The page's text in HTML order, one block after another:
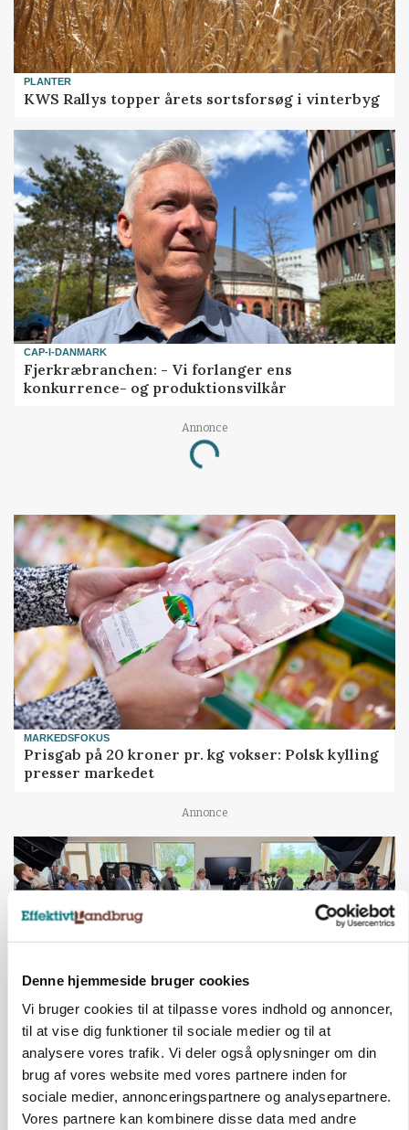
Denne hjemmeside bruger cookies
Vi bruger cookies til at tilpasse vores indhold og annoncer,
til at vise dig funktioner til sociale medier og til at
analysere vores trafik. Vi deler også oplysninger om din
brug af vores website med vores partnere inden for
sociale medier, annonceringspartnere og analysepartnere.
Vores partnere kan kombinere disse data med andre
PLANTER
KWS Rallys topper årets sortsforsøg i vinterbyg
CAP-I-DANMARK
Fjerkræbranchen: - Vi forlanger ens
konkurrence- og produktionsvilkår
Annonce
Loading...
MARKEDSFOKUS
Prisgab på 20 kroner pr. kg vokser: Polsk kylling
presser markedet
Annonce
BUSINESS
Ejer eller medejer? Nyt tv-format udfordrer
landbrugets ejerstruktur